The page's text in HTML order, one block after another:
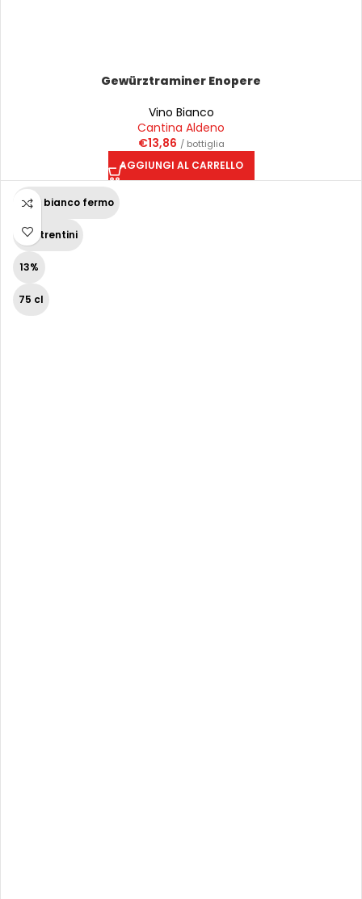
Gewürztraminer Enopere
Vino Bianco
Cantina Aldeno
€13,86 / bottiglia
AGGIUNGI AL CARRELLO
Vino bianco fermo
Vini trentini
13%
75 cl